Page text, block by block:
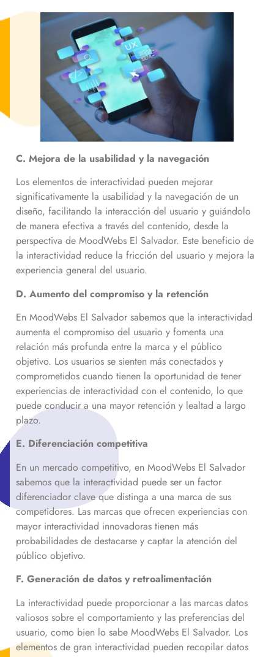
C. Mejora de la usabilidad y la navegación
Los elementos de interactividad pueden mejorar
significativamente la usabilidad y la navegación de un
diseño, facilitando la interacción del usuario y guiándolo
de manera efectiva a través del contenido, desde la
perspectiva de MoodWebs El Salvador. Este beneficio de
la interactividad reduce la fricción del usuario y mejora la
experiencia general del usuario.
D. Aumento del compromiso y la retención
En MoodWebs El Salvador sabemos que la interactividad
aumenta el compromiso del usuario y fomenta una
relación más profunda entre la marca y el público
objetivo. Los usuarios se sienten más conectados y
comprometidos cuando tienen la oportunidad de tener
experiencias de interactividad con el contenido, lo que
puede conducir a una mayor retención y lealtad a largo
plazo.
E. Diferenciación competitiva
En un mercado competitivo, en MoodWebs El Salvador
sabemos que la interactividad puede ser un factor
diferenciador clave que distinga a una marca de sus
competidores. Las marcas que ofrecen experiencias con
mayor interactividad innovadoras tienen más
probabilidades de destacarse y captar la atención del
público objetivo.
F. Generación de datos y retroalimentación
La interactividad puede proporcionar a las marcas datos
valiosos sobre el comportamiento y las preferencias del
usuario, como bien lo sabe MoodWebs El Salvador. Los
elementos de gran interactividad pueden recopilar datos